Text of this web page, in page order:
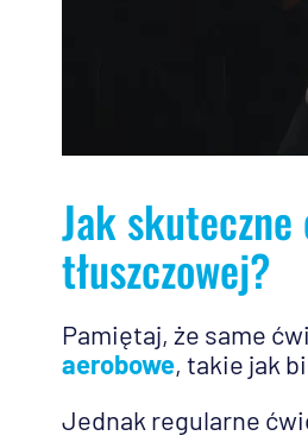
Jak
tłuszczowej?
Pamiętaj, że same
aerobowe, takie jak
Jednak regularne